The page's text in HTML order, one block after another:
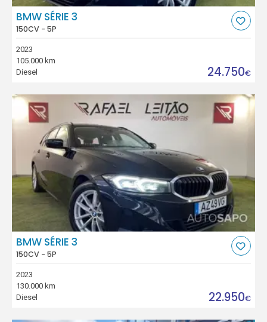
BMW SÉRIE 3
150CV - 5P
2023
105.000 km
Diesel
24.750€
BMW SÉRIE 3
150CV - 5P
2023
130.000 km
Diesel
22.950€